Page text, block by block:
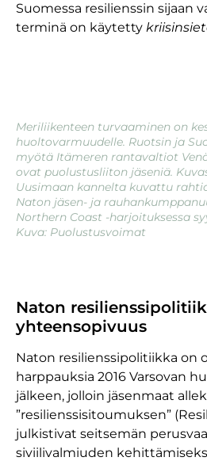
Suomessa resilienssin sijaan
terminä on käytetty
Meriliikenteen turvaaminen on
huoltovarmuudelle. Ruotsin ja
myötä Itämeren rantavaltiot
ovat puolustusliiton jäseniä.
Uusimaan kannelta kuvattu
Naton jäsen- ja
Northern Coast -harjoituksessa
Kuva: Puolustusvoimat
Naton
yhteensopivuus
Naton resilienssipolitiikka on
harppauksia 2016 Varsovan
jälkeen, jolloin jäsenmaat
”resilienssisitoumuksen”
julkistivat seitsemän
siviilivalmiuden